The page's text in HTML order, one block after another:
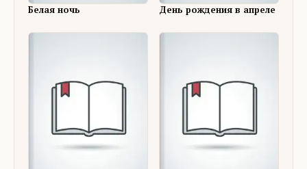
Белая ночь День рождения в апреле